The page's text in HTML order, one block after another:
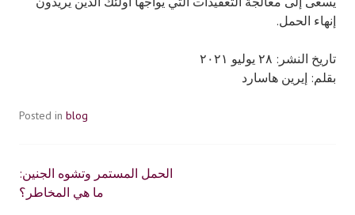
إنهاء الحمل.
تاريخ النشر: ٢٨ يوليو ٢٠٢١
بقلم: إيرين هاسارد
Posted in blog
Post
الحمل المستمر وتشوه الجنين:
ما هي المخاطر؟